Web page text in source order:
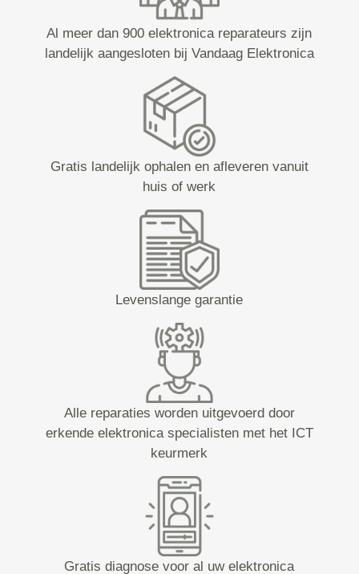
Al meer dan 900 elektronica reparateurs zijn
landelijk aangesloten bij Vandaag Elektronica
Gratis landelijk ophalen en afleveren vanuit
huis of werk
Levenslange garantie
Alle reparaties worden uitgevoerd door
erkende elektronica specialisten met het ICT
keurmerk
Gratis diagnose voor al uw elektronica